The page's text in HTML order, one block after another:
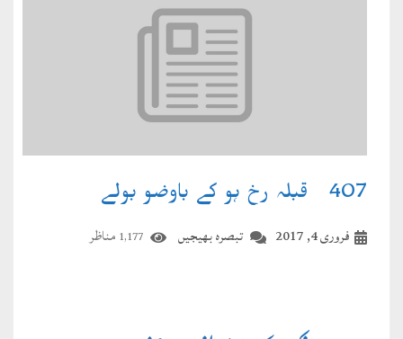
407۔ قبلہ رخ ہو کے باوضو بولے
تبصرہ بھیجیں فروری 4, 2017 1,177 مناظر